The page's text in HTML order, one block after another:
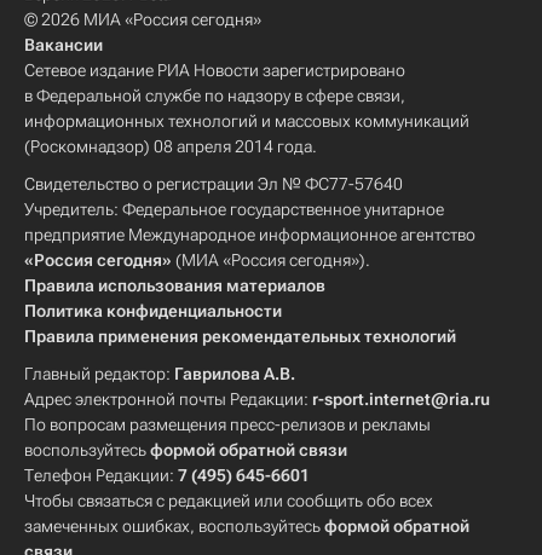
© 2026 МИА «Россия сегодня»
Вакансии
Сетевое издание РИА Новости зарегистрировано
в Федеральной службе по надзору в сфере связи,
информационных технологий и массовых коммуникаций
(Роскомнадзор) 08 апреля 2014 года.
Свидетельство о регистрации Эл № ФС77-57640
Учредитель: Федеральное государственное унитарное
предприятие Международное информационное агентство
«Россия сегодня» (МИА «Россия сегодня»).
Правила использования материалов
Политика конфиденциальности
Правила применения рекомендательных технологий
Главный редактор: Гаврилова А.В.
Адрес электронной почты Редакции: r-sport.internet@ria.ru
По вопросам размещения пресс-релизов и рекламы
воспользуйтесьформой обратной связи
Телефон Редакции: 7 (495) 645-6601
Чтобы связаться с редакцией или сообщить обо всех
замеченных ошибках, воспользуйтесьформой обратной